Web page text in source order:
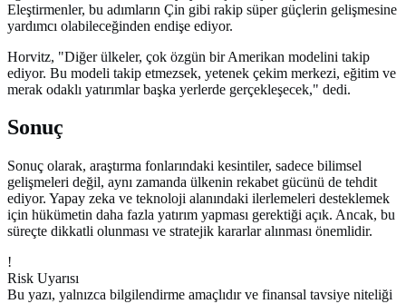
Eleştirmenler, bu adımların Çin gibi rakip süper güçlerin gelişmesine
yardımcı olabileceğinden endişe ediyor.
Horvitz, "Diğer ülkeler, çok özgün bir Amerikan modelini takip
ediyor. Bu modeli takip etmezsek, yetenek çekim merkezi, eğitim ve
merak odaklı yatırımlar başka yerlerde gerçekleşecek," dedi.
Sonuç
Sonuç olarak, araştırma fonlarındaki kesintiler, sadece bilimsel
gelişmeleri değil, aynı zamanda ülkenin rekabet gücünü de tehdit
ediyor. Yapay zeka ve teknoloji alanındaki ilerlemeleri desteklemek
için hükümetin daha fazla yatırım yapması gerektiği açık. Ancak, bu
süreçte dikkatli olunması ve stratejik kararlar alınması önemlidir.
!
Risk Uyarısı
Bu yazı, yalnızca bilgilendirme amaçlıdır ve finansal tavsiye niteliği